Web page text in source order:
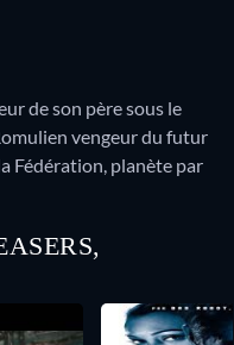
de son père sous le
vengeur du futur
Fédération, planète par